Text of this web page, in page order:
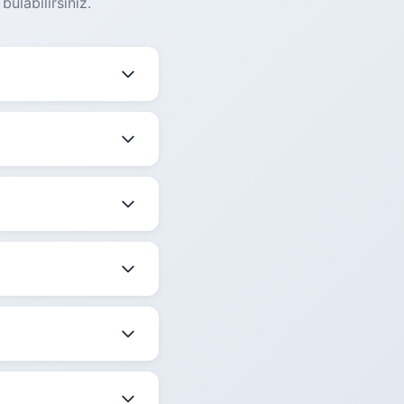
Güncel
birlikte
en uygun saati